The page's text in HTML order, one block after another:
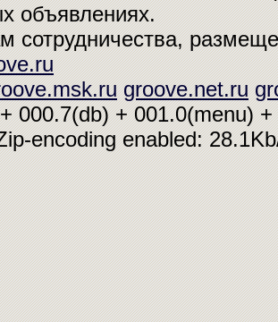
объявлениях.
сотрудничества,
groove.net.ru
000.7(db) + 001.0(menu)
encoding enabled: